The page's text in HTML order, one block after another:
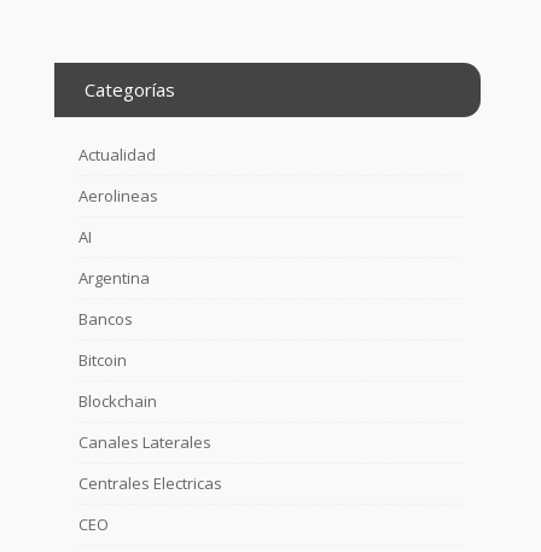
Categorías
Actualidad
Aerolineas
AI
Argentina
Bancos
Bitcoin
Blockchain
Canales Laterales
Centrales Electricas
CEO